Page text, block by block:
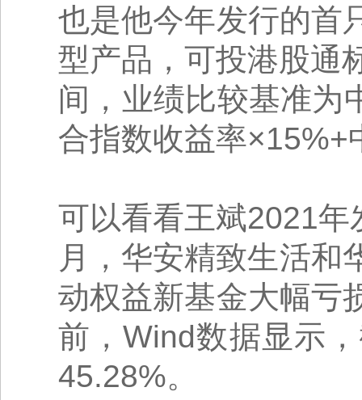
也是他今年发行的首
型产品，可投港股通
间，业绩比较基准为
合指数收益率×15%+
可以看看王斌2021
月，华安精致生活和
动权益新基金大幅亏
前，Wind数据显示
45.28%。